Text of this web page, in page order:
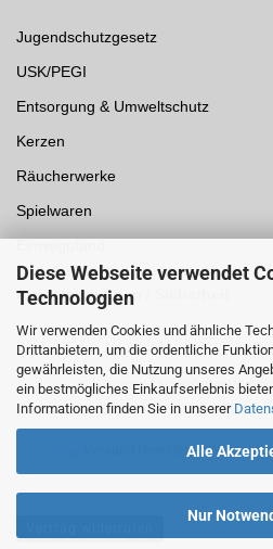
Diese Webseite verwendet
Technologien
Wir verwenden Cookies und ähnliche
Drittanbietern, um die ordentliche
gewährleisten, die Nutzung unseres
ein bestmögliches Einkaufserlebnis
Informationen finden Sie in unserer
Alle
Nur
Jugendschutzgesetz
USK/PEGI
Entsorgung & Umweltschutz
Kerzen
Räucherwerke
Spielwaren
Auszeichnungen /